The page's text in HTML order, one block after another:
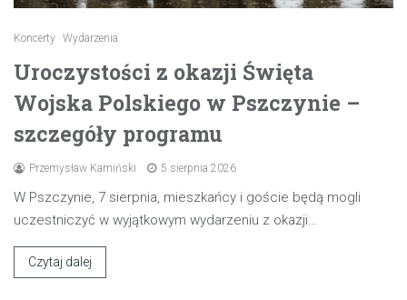
Koncerty Wydarzenia
Uroczystości z okazji Święta
Wojska Polskiego w Pszczynie –
szczegóły programu
Przemysław Kamiński 5 sierpnia 2026
W Pszczynie, 7 sierpnia, mieszkańcy i goście będą mogli
uczestniczyć w wyjątkowym wydarzeniu z okazji…
Czytaj dalej